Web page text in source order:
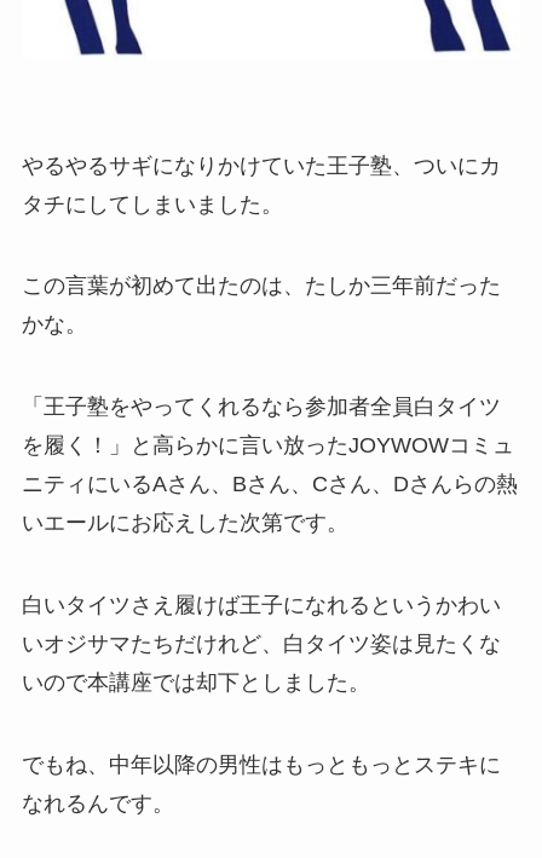
やるやるサギになりかけていた王子塾、ついにカ
タチにしてしまいました。
この言葉が初めて出たのは、たしか三年前だった
かな。
「王子塾をやってくれるなら参加者全員白タイツ
を履く！」と高らかに言い放ったJOYWOWコミュ
ニティにいるAさん、Bさん、Cさん、Dさんらの熱
いエールにお応えした次第です。
白いタイツさえ履けば王子になれるというかわい
いオジサマたちだけれど、白タイツ姿は見たくな
いので本講座では却下としました。
でもね、中年以降の男性はもっともっとステキに
なれるんです。